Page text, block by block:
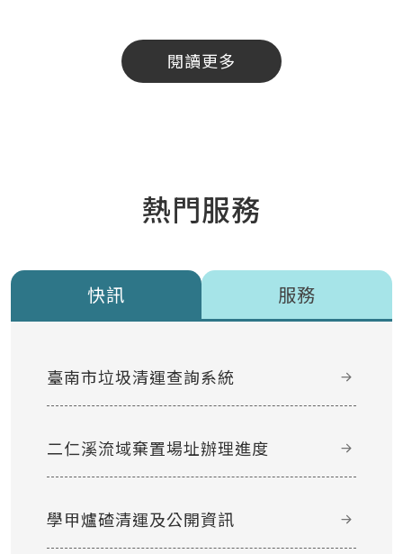
閱讀更多
熱門服務
快訊 服務
臺南市垃圾清運查詢系統
二仁溪流域棄置場址辦理進度
學甲爐碴清運及公開資訊